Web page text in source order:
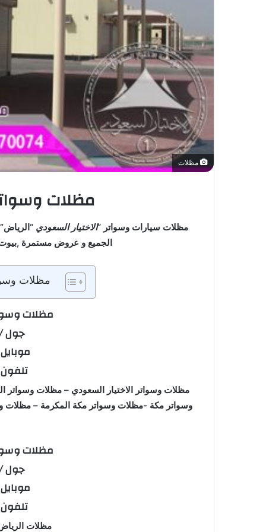
مظلات
مظلات
مظلات سيارات وسواتر “الاختيار السعودي
الجميع و عروض مستمرة
مظلات
مظلات
جول /
موبايل /
تلفون /
مظلات وسواتر الاختيار السعودي – مظلات
وسواتر مكة -مظلات وسواتر مكة المكرمة –
مظلات
جول /
موبايل /
تلفون /
مظلات